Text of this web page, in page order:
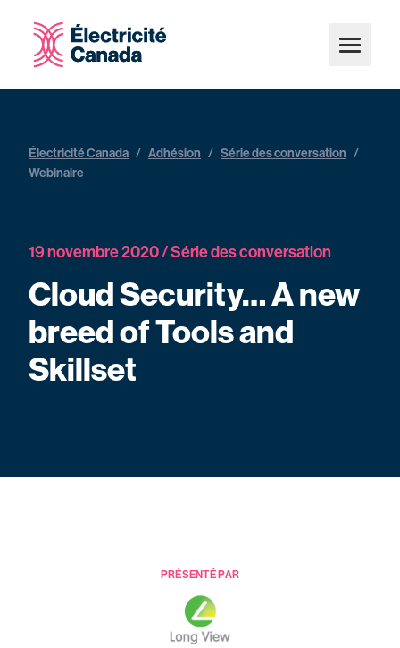
Électricité Canada / Adhésion / Série des conversation /
Webinaire
19 novembre 2020 / Série des conversation
Cloud Security… A new
breed of Tools and
Skillset
PRÉSENTÉ PAR